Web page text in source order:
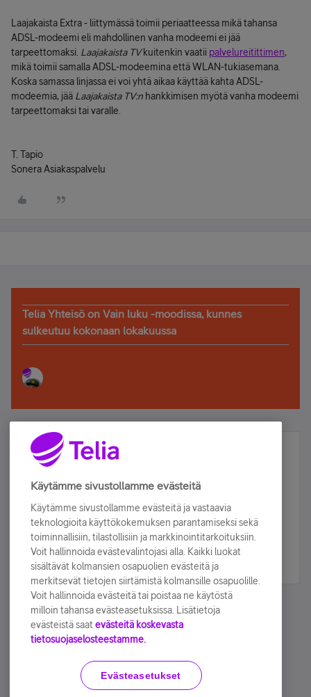
Laajakaista Extra - liittymässä toimii periaatteessa mikä tahansa
ADSL-modeemi eli mahdollinen vanha modeemi ei jää
tarpeettomaksi. Laajakaista TVkuitenkin vaatii palvelureitittimen,
mikä toimii samalla ADSL-modeemina että WLAN-tukiasemana.
Koska samassa linjassa ei voi yhtä aikaa käyttää kahta ADSL-
modeemia, jää Laajakaista TV:n hankkimisen myötä vanha modeemi
tarpeettomaksi tai varalle.
T. Tapio
Sonera Asiakaspalvelu
Telia Yhteisö on Vain luku -moodissa, kunnes
sulkeutuu kokonaan lokakuussa
Älä jää paitsi – osallistu ja voita!
Tilaa Telian uutiskirje ja olet mukana arvonnassa.
sähköpostiisi.
Tilaa nyt
Käyttöehdot Accessibility statement
Käytämme sivustollamme evästeitä
Käytämme sivustollamme evästeitä ja vastaavia
teknologioita käyttökokemuksen parantamiseksi sekä
toiminnallisiin, tilastollisiin ja markkinointitarkoituksiin.
Voit hallinnoida evästevalintojasi alla. Kaikki luokat
sisältävät kolmansien osapuolien evästeitä ja
merkitsevät tietojen siirtämistä kolmansille osapuolille.
Voit hallinnoida evästeitä tai poistaa ne käytöstä
milloin tahansa evästeasetuksissa. Lisätietoja
evästeistä saat evästeitä koskevasta
tietosuojaselosteestamme.
Evästeasetukset